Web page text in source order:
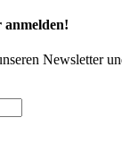
anmelden!
Newsletter